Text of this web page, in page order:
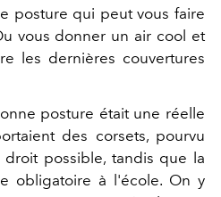
posture qui peut vous faire
vous donner un air cool et
les dernières couvertures
posture était une réelle
des corsets, pourvu
possible, tandis que la
obligatoire à l'école. On y